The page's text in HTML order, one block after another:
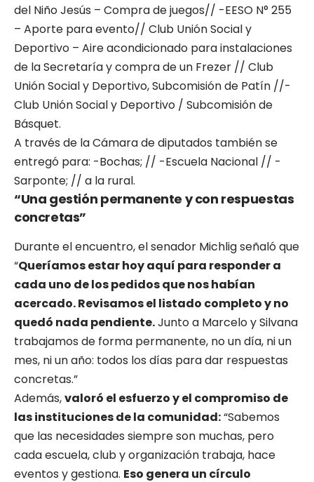
del Niño Jesús – Compra de juegos// -EESO N° 255
– Aporte para evento// Club Unión Social y
Deportivo – Aire acondicionado para instalaciones
de la Secretaría y compra de un Frezer // Club
Unión Social y Deportivo, Subcomisión de Patín //-
Club Unión Social y Deportivo / Subcomisión de
Básquet.
A través de la Cámara de diputados también se
entregó para: -Bochas; // -Escuela Nacional // -
Sarponte; // a la rural.
“Una gestión permanente y con respuestas
concretas”
Durante el encuentro, el senador Michlig señaló que
“Queríamos estar hoy aquí para responder a
cada uno de los pedidos que nos habían
acercado. Revisamos el listado completo y no
quedó nada pendiente.Junto a Marcelo y Silvana
trabajamos de forma permanente, no un día, ni un
mes, ni un año: todos los días para dar respuestas
concretas.”
Además,valoró el esfuerzo y el compromiso de
las instituciones de la comunidad:“Sabemos
que las necesidades siempre son muchas, pero
cada escuela, club y organización trabaja, hace
eventos y gestiona. Eso genera un círculo